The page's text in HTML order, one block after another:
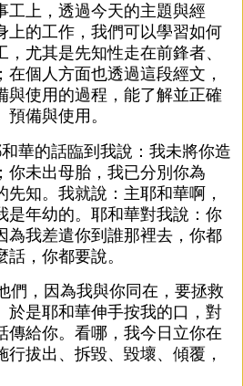
工上，透過今天的主題與經
上的工作，我們可以學習如何
尤其是先知性走在前鋒者、
在個人方面也透過這段經文，
與使用的過程，能了解並正確
備與使用。
華的話臨到我說：我未將你造
你未出母胎，我已分別你為
知。我就說：主耶和華啊，
是年幼的。耶和華對我說：你
為我差遣你到誰那裡去，你都
，你都要說。
們，因為我與你同在，要拯救
於是耶和華伸手按我的口，對
傳給你。看哪，我今日立你在
拔出、拆毀、毀壞、傾覆，